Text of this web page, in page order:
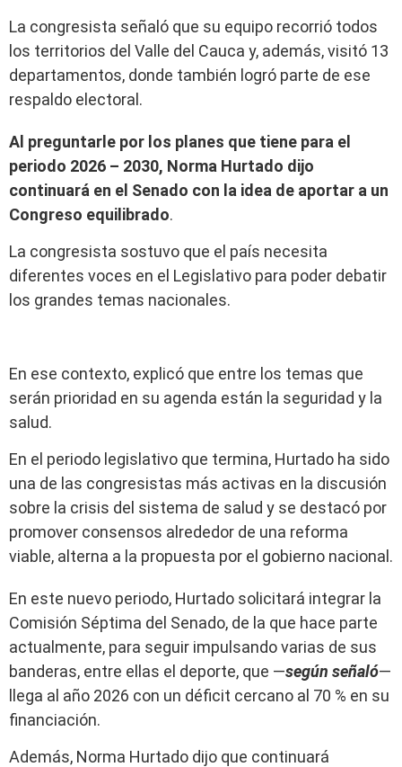
La congresista señaló que su equipo recorrió todos
los territorios del Valle del Cauca y, además, visitó 13
departamentos, donde también logró parte de ese
respaldo electoral.
Al preguntarle por los planes que tiene para el
periodo 2026 – 2030, Norma Hurtado dijo
continuará en el Senado con la idea de aportar a un
Congreso equilibrado.
La congresista sostuvo que el país necesita
diferentes voces en el Legislativo para poder debatir
los grandes temas nacionales.
En ese contexto, explicó que entre los temas que
serán prioridad en su agenda están la seguridad y la
salud.
En el periodo legislativo que termina, Hurtado ha sido
una de las congresistas más activas en la discusión
sobre la crisis del sistema de salud y se destacó por
promover consensos alrededor de una reforma
viable, alterna a la propuesta por el gobierno nacional.
En este nuevo periodo, Hurtado solicitará integrar la
Comisión Séptima del Senado, de la que hace parte
actualmente, para seguir impulsando varias de sus
banderas, entre ellas el deporte, que —según señaló—
llega al año 2026 con un déficit cercano al 70 % en su
financiación.
Además, Norma Hurtado dijo que continuará